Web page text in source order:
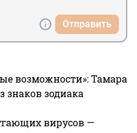
Отправить
возможности»: Тамара
знаков зодиака
вирусов —